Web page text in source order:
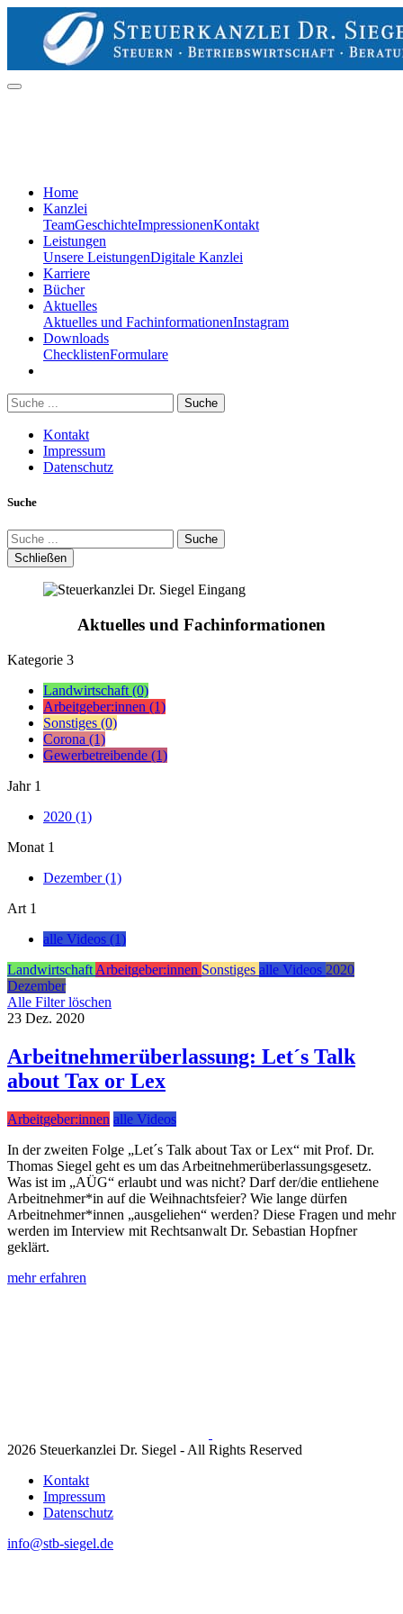
Home
Kanzlei
TeamGeschichteImpressionenKontakt
Leistungen
Unsere LeistungenDigitale Kanzlei
Karriere
Bücher
Aktuelles
Aktuelles und FachinformationenInstagram
Downloads
ChecklistenFormulare
Suche
Kontakt
Impressum
Datenschutz
Suche
Suche
Schließen
Aktuelles und Fachinformationen
Kategorie 3
Landwirtschaft (0)
Arbeitgeber:innen (1)
Sonstiges (0)
Corona (1)
Gewerbetreibende (1)
Jahr 1
2020 (1)
Monat 1
Dezember (1)
Art 1
alle Videos (1)
Landwirtschaft Arbeitgeber:innen Sonstiges alle Videos 2020
Dezember
Alle Filter löschen
23 Dez. 2020
Arbeitnehmerüberlassung: Let´s Talk
about Tax or Lex
Arbeitgeber:innen alle Videos
In der zweiten Folge „Let´s Talk about Tax or Lex“ mit Prof. Dr.
Thomas Siegel geht es um das Arbeitnehmerüberlassungsgesetz.
Was ist im „AÜG“ erlaubt und was nicht? Darf der/die entliehene
Arbeitnehmer*in auf die Weihnachtsfeier? Wie lange dürfen
Arbeitnehmer*innen „ausgeliehen“ werden? Diese Fragen und mehr
werden im Interview mit Rechtsanwalt Dr. Sebastian Hopfner
geklärt.
mehr erfahren
2026 Steuerkanzlei Dr. Siegel - All Rights Reserved
Kontakt
Impressum
Datenschutz
info@stb-siegel.de